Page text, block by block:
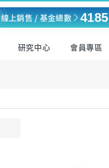
線上銷售 / 基金總數 4185
研究中心 會員專區